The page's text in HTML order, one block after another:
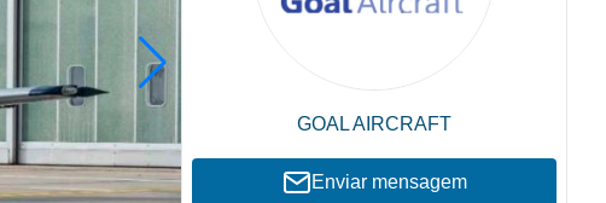
GOAL AIRCRAFT
Enviar mensagem